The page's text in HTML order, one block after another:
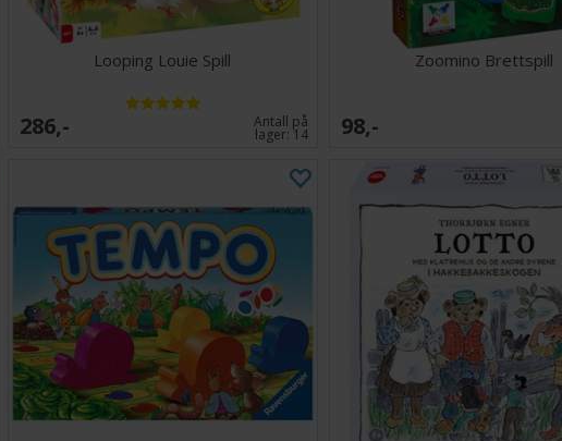
Looping Louie Spill
286,- Antall på
lager: 14
Zoomino Brettspill
98,-